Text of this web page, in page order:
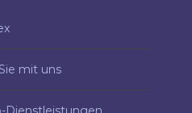
mit uns